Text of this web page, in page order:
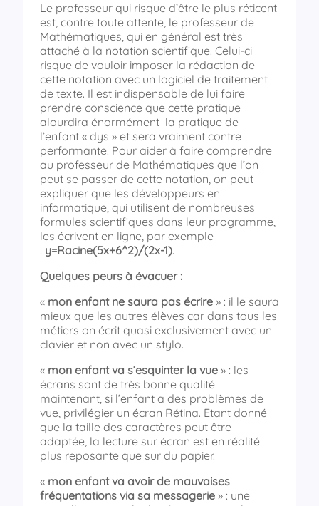
Le professeur qui risque d’être le plus réticent
est, contre toute attente, le professeur de
Mathématiques, qui en général est très
attaché à la notation scientifique. Celui-ci
risque de vouloir imposer la rédaction de
cette notation avec un logiciel de traitement
de texte. Il est indispensable de lui faire
prendre conscience que cette pratique
alourdira énormément la pratique de
l’enfant « dys » et sera vraiment contre
performante. Pour aider à faire comprendre
au professeur de Mathématiques que l’on
peut se passer de cette notation, on peut
expliquer que les développeurs en
informatique, qui utilisent de nombreuses
formules scientifiques dans leur programme,
les écrivent en ligne, par exemple
: y=Racine(5x+6^2)/(2x-1).
Quelques peurs à évacuer :
« mon enfant ne saura pas écrire » : il le saura
mieux que les autres élèves car dans tous les
métiers on écrit quasi exclusivement avec un
clavier et non avec un stylo.
« mon enfant va s’esquinter la vue » : les
écrans sont de très bonne qualité
maintenant, si l’enfant a des problèmes de
vue, privilégier un écran Rétina. Etant donné
que la taille des caractères peut être
adaptée, la lecture sur écran est en réalité
plus reposante que sur du papier.
« mon enfant va avoir de mauvaises
fréquentations via sa messagerie » : une